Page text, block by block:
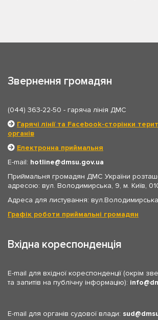
Звернення громадян
(044) 363-22-50 - гаряча лінія ДМС
Гарячі лінії та Facebook-сторінки
органів
Електронна приймальня
E-mail: hotline
dmsu.gov.ua
Приймальня громадян ДМС України
адресою: вул. Володимирська, 9, м. Київ,
Адреса для листування:
Графік роботи приймальні громадян
Вхідна кореспонденція
E-mail для вхідної кореспонденції (окрім
та запитів на публічну інформацію): info
E-mail для органів судової влади: sud